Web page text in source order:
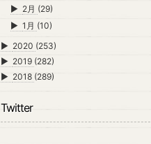
► 2月 (29)
►1月 (10)
► 2020 (253)
► 2019 (282)
► 2018 (289)
Twitter